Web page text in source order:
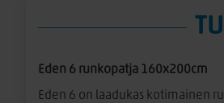
Eden 6 runkopatja 160x200cm
Eden 6 on laadukas kotimainen